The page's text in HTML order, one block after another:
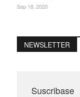
Sep 18, 2020
NEWSLETTER
Suscribase